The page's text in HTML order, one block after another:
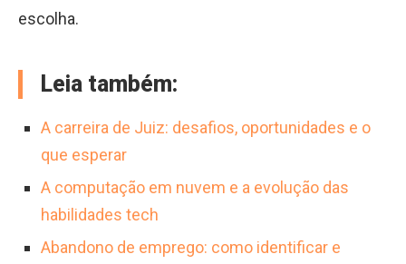
escolha.
Leia também:
A carreira de Juiz: desafios, oportunidades e o
que esperar
A computação em nuvem e a evolução das
habilidades tech
Abandono de emprego: como identificar e